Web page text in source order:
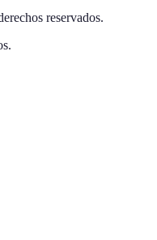
reservados.